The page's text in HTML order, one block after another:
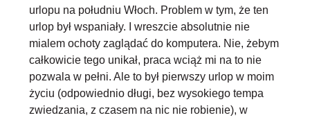
urlopu na południu Włoch. Problem w tym, że ten
urlop był wspaniały. I wreszcie absolutnie nie
mialem ochoty zaglądać do komputera. Nie, żebym
całkowicie tego unikał, praca wciąż mi na to nie
pozwala w pełni. Aleto był pierwszy urlop w moim
życiu (odpowiednio długi, bez wysokiego tempa
zwiedzania, z czasem na nic nie robienie), w